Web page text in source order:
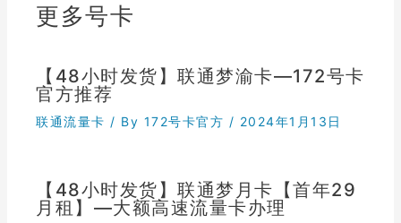
更多号卡
【48小时发货】联通梦渝卡—172号卡
官方推荐
联通流量卡 / By 172号卡官方 / 2024年1月13日
【48小时发货】联通梦月卡【首年29
月租】—大额高速流量卡办理